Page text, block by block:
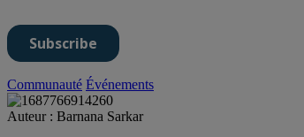
Communauté Événements
Auteur : Barnana Sarkar